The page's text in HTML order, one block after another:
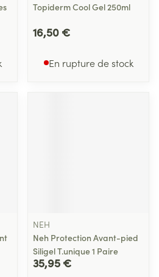
Topiderm Cool Gel 250ml
16,50 €
En rupture de stock
NEH
Neh Protection Avant-pied
Siligel T.unique 1 Paire
35,95 €